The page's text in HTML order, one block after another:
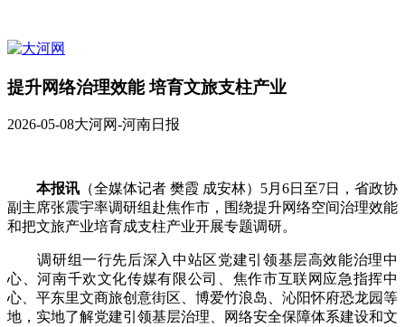
提升网络治理效能 培育文旅支柱产业
2026-05-08大河网-河南日报
本报讯 （全媒体记者 樊霞 成安林）5月6日至7日，省政协
副主席张震宇率调研组赴焦作市，围绕提升网络空间治理效能
和把文旅产业培育成支柱产业开展专题调研。
调研组一行先后深入中站区党建引领基层高效能治理中
心、河南千欢文化传媒有限公司、焦作市互联网应急指挥中
心、平东里文商旅创意街区、博爱竹浪岛、沁阳怀府恐龙园等
地，实地了解党建引领基层治理、网络安全保障体系建设和文